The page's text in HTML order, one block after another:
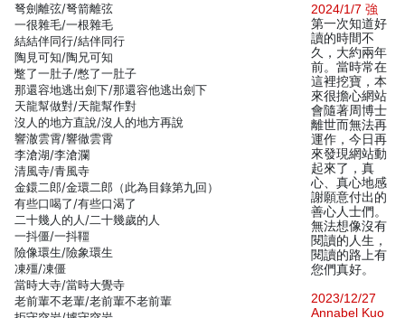
弩劍離弦/弩箭離弦
一很雜毛/一根雜毛
結結伴同行/結伴同行
陶見可知/陶兄可知
蹩了一肚子/憋了一肚子
那還容地逃出劍下/那還容他逃出劍下
天龍幫做對/天龍幫作對
沒人的地方直說/沒人的地方再說
響澈雲霄/響徹雲霄
李滄湖/李滄瀾
清風寺/青風寺
金鐶二郎/金環二郎（此為目錄第九回）
有些口喝了/有些口渴了
二十幾人的人/二十幾歲的人
一抖僵/一抖韁
險像環生/險象環生
凍殭/凍僵
當時大寺/當時大覺寺
老前輩不老輩/老前輩不老前輩
2024/1/7 強
第一次知道好
讀的時間不
久，大約兩年
前。當時常在
這裡挖寶，本
來很擔心網站
會隨著周博士
離世而無法再
運作，今日再
來發現網站動
起來了，真
心、真心地感
謝願意付出的
善心人士們。
無法想像沒有
閱讀的人生，
閱讀的路上有
您們真好。
2023/12/27
Annabel Kuo